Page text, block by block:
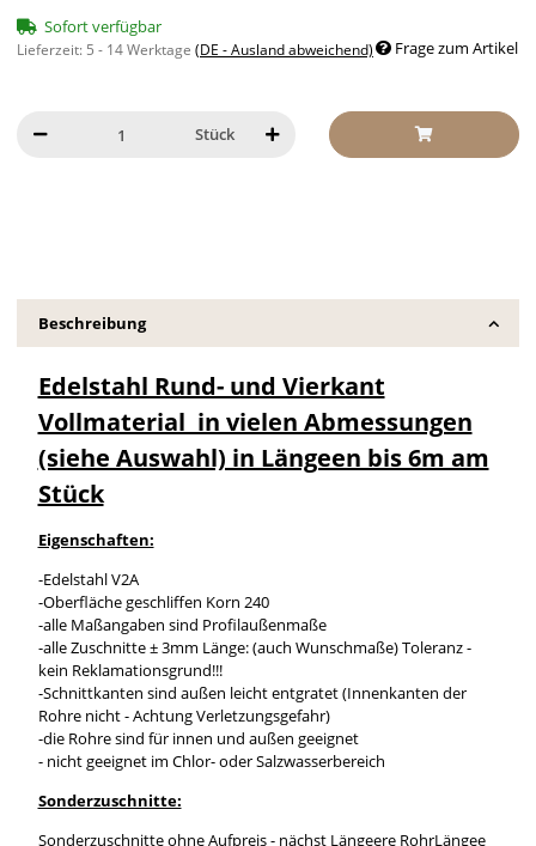
Sofort verfügbar
Lieferzeit: 5 - 14 Werktage (DE - Ausland abweichend) Frage zum Artikel
Stück
Beschreibung
Edelstahl Rund- und Vierkant
Vollmaterial in vielen Abmessungen
(siehe Auswahl) in Längeen bis 6m am
Stück
Eigenschaften:
-Edelstahl V2A
-Oberfläche geschliffen Korn 240
-alle Maßangaben sind Profilaußenmaße
-alle Zuschnitte ± 3mm Länge: (auch Wunschmaße) Toleranz -
kein Reklamationsgrund!!!
-Schnittkanten sind außen leicht entgratet (Innenkanten der
Rohre nicht - Achtung Verletzungsgefahr)
-die Rohre sind für innen und außen geeignet
- nicht geeignet im Chlor- oder Salzwasserbereich
Sonderzuschnitte:
Sonderzuschnitte ohne Aufpreis - nächst Längeere RohrLängee